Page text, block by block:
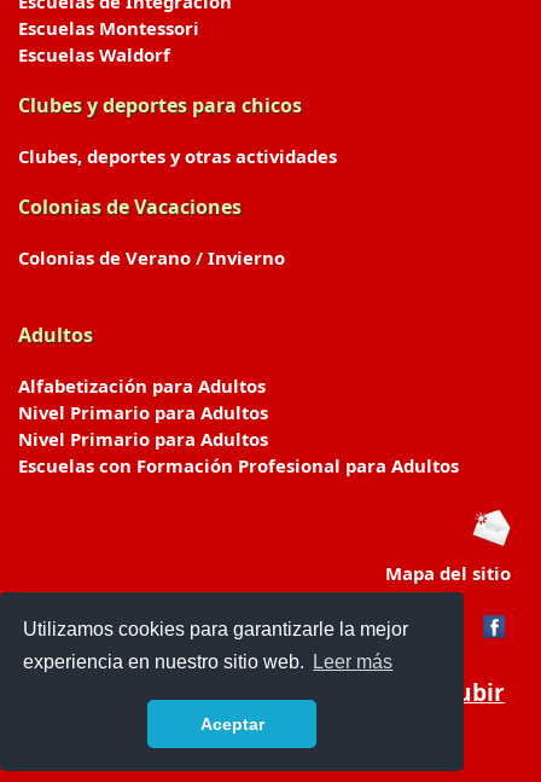
Utilizamos cookies para garantizarle la mejor
experiencia en nuestro sitio web.
Leer más
Aceptar
Escuelas Montessori
Escuelas Waldorf
Clubes y deportes para chicos
Clubes, deportes y otras actividades
Colonias de Vacaciones
Colonias de Verano / Invierno
Adultos
Alfabetización para Adultos
Nivel Primario para Adultos
Nivel Primario para Adultos
Escuelas con Formación Profesional para Adultos
Mapa del sitio
Subir